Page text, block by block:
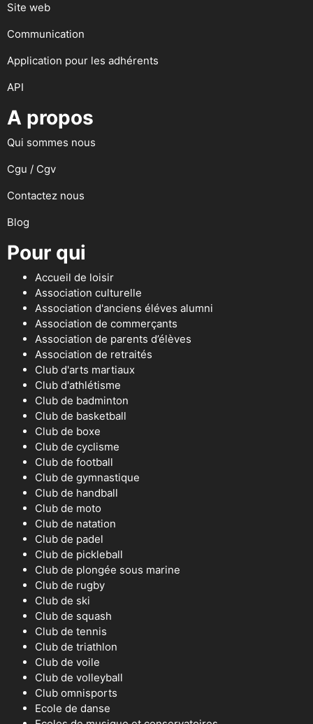
Site web
Communication
Application pour les adhérents
API
A propos
Qui sommes nous
Cgu / Cgv
Contactez nous
Blog
Pour qui
Accueil de loisir
Association culturelle
Association d'anciens éléves alumni
Association de commerçants
Association de parents d’élèves
Association de retraités
Club d'arts martiaux
Club d'athlétisme
Club de badminton
Club de basketball
Club de boxe
Club de cyclisme
Club de football
Club de gymnastique
Club de handball
Club de moto
Club de natation
Club de padel
Club de pickleball
Club de plongée sous marine
Club de rugby
Club de ski
Club de squash
Club de tennis
Club de triathlon
Club de voile
Club de volleyball
Club omnisports
Ecole de danse